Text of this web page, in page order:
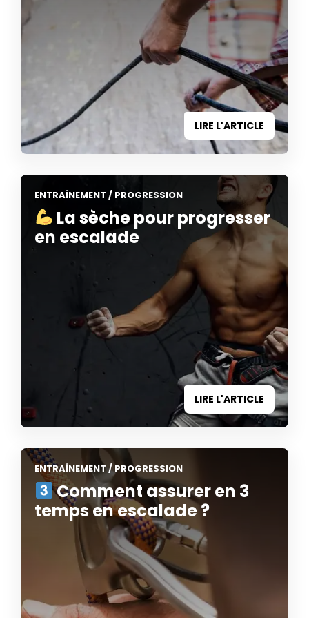
LIRE L'ARTICLE
ENTRAÎNEMENT / PROGRESSION
La sèche pour progresser
en escalade
LIRE L'ARTICLE
ENTRAÎNEMENT /PROGRESSION
Comment assurer en 3
temps en escalade ?